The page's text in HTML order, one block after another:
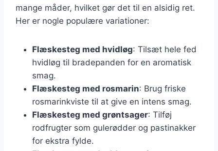
mange måder, hvilket gør det til en alsidig ret.
Her er nogle populære variationer:
Flæskesteg med hvidløg: Tilsæt hele fed
hvidløg til bradepanden for en aromatisk
smag.
Flæskesteg med rosmarin: Brug friske
rosmarinkviste til at give en intens smag.
Flæskesteg med grøntsager: Tilføj
rodfrugter som gulerødder og pastinakker
for ekstra fylde.